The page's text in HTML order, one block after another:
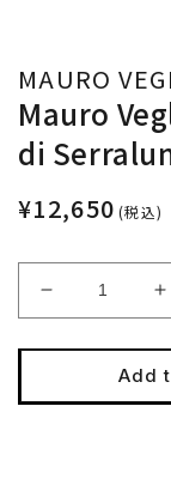
MAURO
Mauro
di
¥12,650 (税込)
Decrease
quantity
for
Veglio
Add